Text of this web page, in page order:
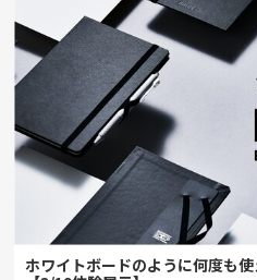
ホワイトボードのように何度も